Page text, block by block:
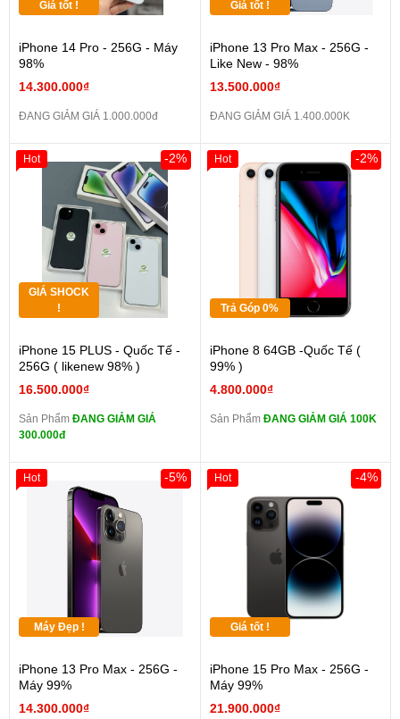
Giá tốt !
iPhone 14 Pro - 256G - Máy
98%
14.300.000₫
ĐANG GIẢM GIÁ 1.000.000đ
Giá tốt !
iPhone 13 Pro Max - 256G -
Like New - 98%
13.500.000₫
ĐANG GIẢM GIÁ 1.400.000K
GIÁ SHOCK
!
iPhone 15 PLUS - Quốc Tế -
256G ( likenew 98% )
16.500.000₫
-2%
Sản Phẩm ĐANG GIẢM GIÁ
300.000đ
Hot
Trả Góp 0%
iPhone 8 64GB -Quốc Tế (
99% )
4.800.000₫
-2%
Sản Phẩm ĐANG GIẢM GIÁ 100K
Hot
Máy Đẹp !
iPhone 13 Pro Max - 256G -
Máy 99%
14.300.000₫
-5%
Hot
Giá tốt !
iPhone 15 Pro Max - 256G -
Máy 99%
21.900.000₫
-4%
Hot